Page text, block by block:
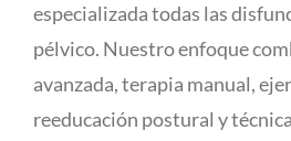
especializada todas las
pélvico. Nuestro enfoque
avanzada, terapia manual,
reeducación postural y